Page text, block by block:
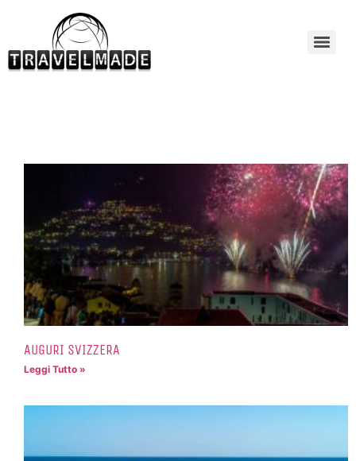
AUGURI SVIZZERA
Leggi Tutto »